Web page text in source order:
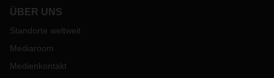
ÜBER UNS
Standorte weltweit
Mediaroom
Medienkontakt